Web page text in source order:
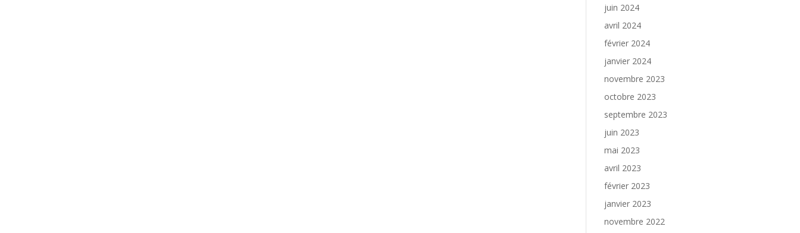
juin 2024
avril 2024
février 2024
janvier 2024
novembre 2023
octobre 2023
septembre 2023
juin 2023
mai 2023
avril 2023
février 2023
janvier 2023
novembre 2022